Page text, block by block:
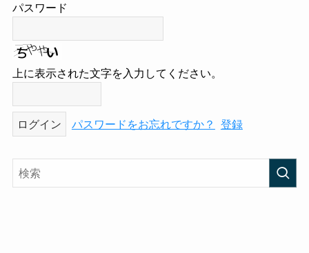
パスワード
上に表示された文字を入力してください。
パスワードをお忘れですか？ 登録